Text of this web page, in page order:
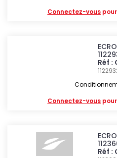
Connectez-vous
Réf :
Connectez-vous
Réf :